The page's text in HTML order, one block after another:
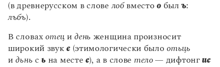
(в древнерусском в слове лобвместообылъ:
лъбъ).
В словах отец и день женщина произносит
широкий звуке(этимологически было отьць
и дьнь сь на местее), а в слове тело — дифтонгие